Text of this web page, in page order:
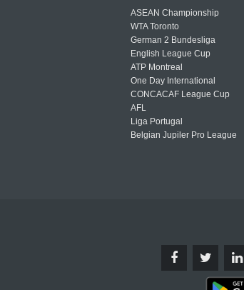
ASEAN Championship
WTA Toronto
German 2 Bundesliga
English League Cup
ATP Montreal
One Day International
CONCACAF League Cup
AFL
Liga Portugal
Belgian Jupiler Pro League